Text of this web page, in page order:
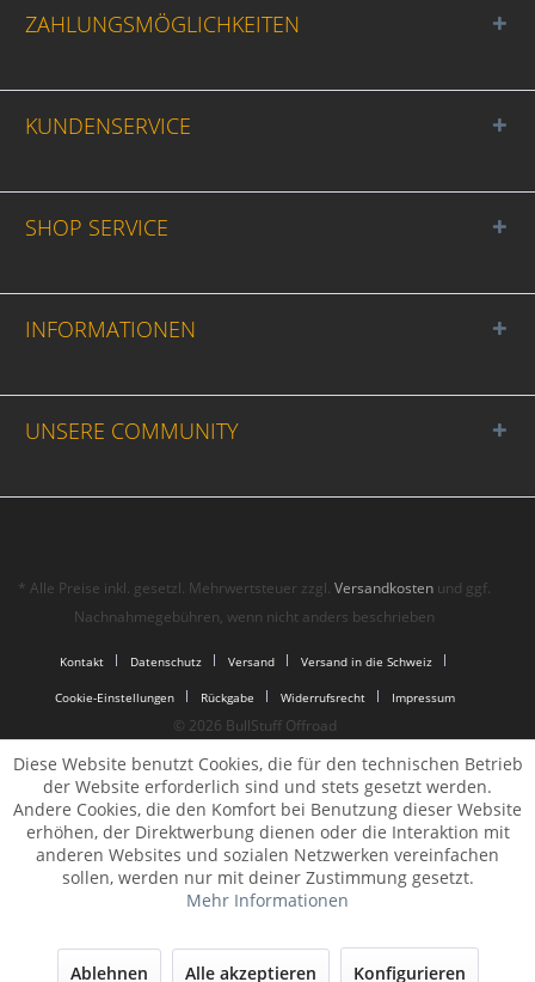
ZAHLUNGSMÖGLICHKEITEN
KUNDENSERVICE
SHOP SERVICE
INFORMATIONEN
UNSERE COMMUNITY
* Alle Preise inkl. gesetzl. Mehrwertsteuer zzgl.Versandkosten und ggf.
Nachnahmegebühren, wenn nicht anders beschrieben
Kontakt Datenschutz Versand Versand in die Schweiz
Cookie-Einstellungen Rückgabe Widerrufsrecht Impressum
© 2026 BullStuff Offroad
Diese Website benutzt Cookies, die für den technischen Betrieb
der Website erforderlich sind und stets gesetzt werden.
Andere Cookies, die den Komfort bei Benutzung dieser Website
erhöhen, der Direktwerbung dienen oder die Interaktion mit
anderen Websites und sozialen Netzwerken vereinfachen
sollen, werden nur mit deiner Zustimmung gesetzt.
Mehr Informationen
Ablehnen Alle akzeptieren Konfigurieren